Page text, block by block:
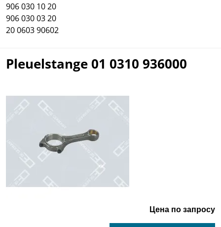
906 030 10 20
906 030 03 20
20 0603 90602
Pleuelstange 01 0310 936000
Цена по запросу